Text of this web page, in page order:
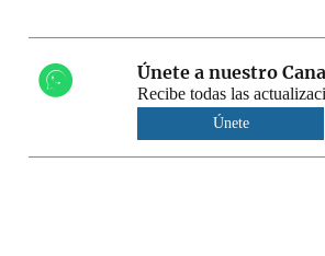
Únete a nuestro
Recibe todas las
Únete